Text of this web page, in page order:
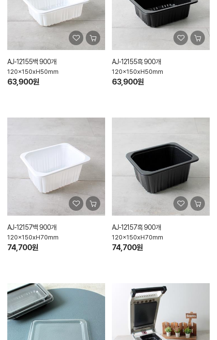
AJ-12155백 900개
120x150xH50mm
63,900원
AJ-12155흑 900개
120x150xH50mm
63,900원
AJ-12157백 900개
120x150xH70mm
74,700원
AJ-12157흑 900개
120x150xH70mm
74,700원